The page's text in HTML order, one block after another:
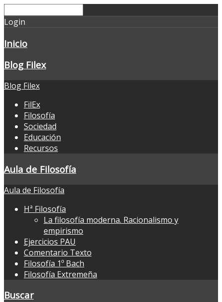
Login
Inicio
Blog Filex
Blog Filex
FilEx
Filosofía
Sociedad
Educación
Recursos
Aula de Filosofía
Aula de Filosofía
Hª Filosofía
La filosofía moderna. Racionalismo y
empirismo
Ejercicios PAU
Comentario Texto
Filosofía 1º Bach
Filosofía Extremeña
Buscar